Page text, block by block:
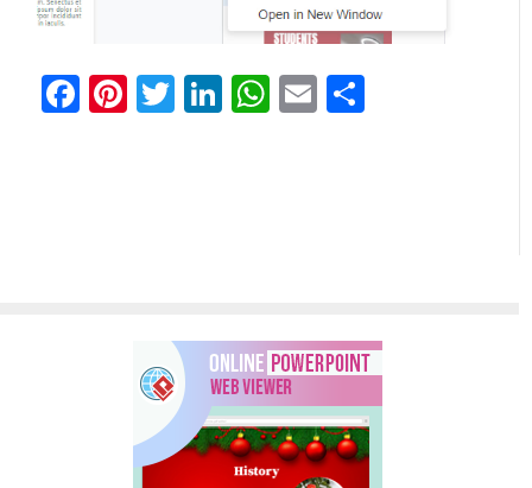
Facebook
Pinterest
Twitter
LinkedIn
WhatsApp
Email